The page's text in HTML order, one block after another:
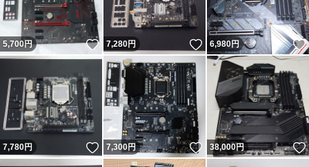
5,700円 いいね！
7,280円 いいね！
6,980円
7,780円 いいね！
7,300円 いいね！
38,000円